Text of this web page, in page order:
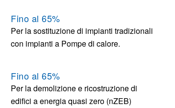
Fino al 65%
Per la sostituzione di impianti tradizionali
con impianti a Pompe di calore.
Fino al 65%
Per la demolizione e ricostruzione di
edifici a energia quasi zero (nZEB)